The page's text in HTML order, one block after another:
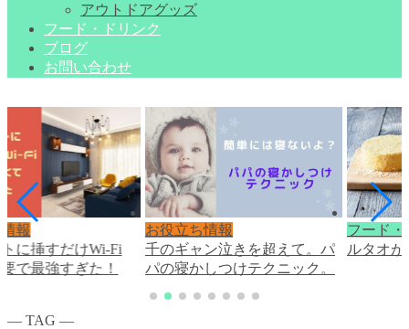
アウトドアグッズ
フード・ドリンク
ブログ
お問い合わせ
報
に挿すだけWi-Fi
で最強すぎた！
お役立ち情報
千のギャン泣きを超えて。パ
パの寝かしつけテクニック。
フード
ルタオ
― TAG ―